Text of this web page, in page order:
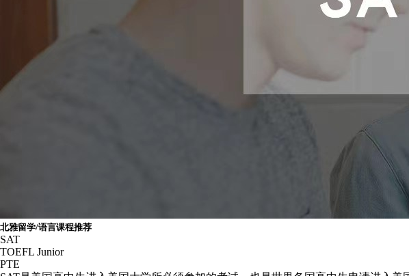
北雅留学/语言课程推荐
SAT
TOEFL Junior
PTE